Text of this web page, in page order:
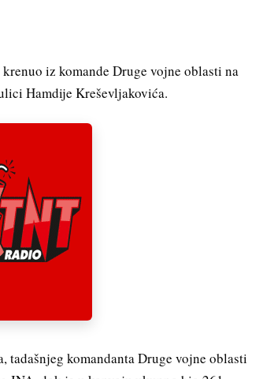
iz komande Druge vojne oblasti na
Hamdije Kreševljakovića.
tadašnjeg komandanta Druge vojne oblasti